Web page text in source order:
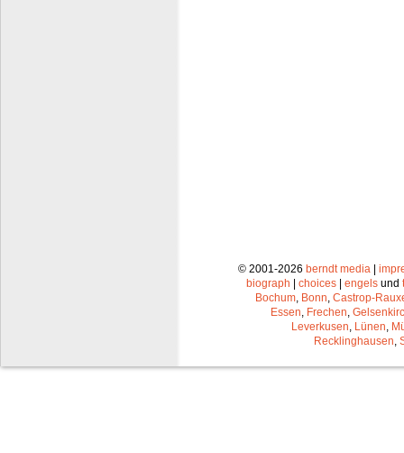
© 2001-2026 berndt media |
biograph | choices | engels und
Bochum Bonn Castrop-
Essen Frechen
Leverkusen Lünen
Recklinghausen